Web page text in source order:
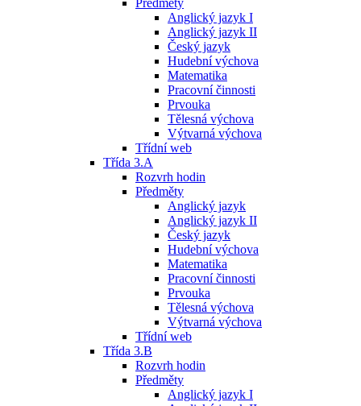
Předměty
Anglický jazyk I
Anglický jazyk II
Český jazyk
Hudební výchova
Matematika
Pracovní činnosti
Prvouka
Tělesná výchova
Výtvarná výchova
Třídní web
Třída 3.A
Rozvrh hodin
Předměty
Anglický jazyk
Anglický jazyk II
Český jazyk
Hudební výchova
Matematika
Pracovní činnosti
Prvouka
Tělesná výchova
Výtvarná výchova
Třídní web
Třída 3.B
Rozvrh hodin
Předměty
Anglický jazyk I